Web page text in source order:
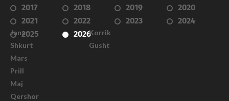
2017 2018 2019
2020
2021
2022 2023
2024
2025
2026
Janar
Shkurt
Mars
Prill
Maj
Qershor
Korrik
Gusht